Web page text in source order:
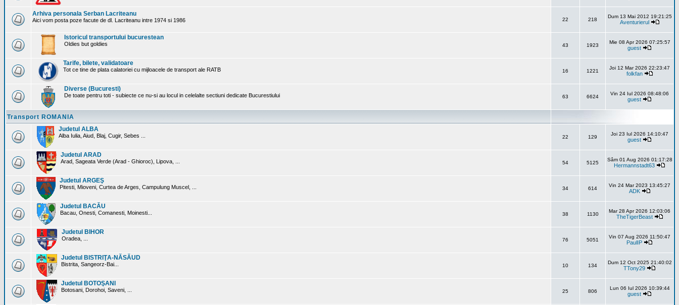
Arhiva personala Serban Lacriteanu
Aici vom posta poze facute de dl. Lacriteanu intre 1974 si 1986 22 218
Dum 13 Mai 2012 19:21:25
Aventurierul
Istoricul transportului bucurestean
Oldies but goldies 43 1923
Mie 08 Apr 2026 07:25:57
guest
Tarife, bilete, validatoare
Tot ce tine de plata calatoriei cu mijloacele de transport ale RATB 16 1221
Joi 12 Mar 2026 22:23:47
folkfan
Diverse (Bucuresti)
De toate pentru toti - subiecte ce nu-si au locul in celelalte sectiuni dedicate Bucurestiului 63 6624
Vin 24 Iul 2026 08:48:06
guest
Transport ROMANIA
Judetul ALBA
Alba Iulia, Aiud, Blaj, Cugir, Sebes ... 22 129
Joi 23 Iul 2026 14:10:47
guest
Judetul ARAD
Arad, Sageata Verde (Arad - Ghioroc), Lipova, ... 54 5125
Sâm 01 Aug 2026 01:17:28
Hermannstadt63
Judetul ARGEŞ
Pitesti, Mioveni, Curtea de Arges, Campulung Muscel, ... 34 614
Vin 24 Mar 2023 13:45:27
ADK
Judetul BACĂU
Bacau, Onesti, Comanesti, Moinesti... 38 1130
Mar 28 Apr 2026 12:03:06
TheTigerBeast
Judetul BIHOR
Oradea, ... 76 5051
Vin 07 Aug 2026 11:50:47
PaulIP
Judetul BISTRIŢA-NĂSĂUD
Bistrita, Sangeorz-Bai... 10 134
Dum 12 Oct 2025 21:40:02
TTony29
Judetul BOTOŞANI
Botosani, Dorohoi, Saveni, ... 25 806
Lun 06 Iul 2026 10:39:44
guest